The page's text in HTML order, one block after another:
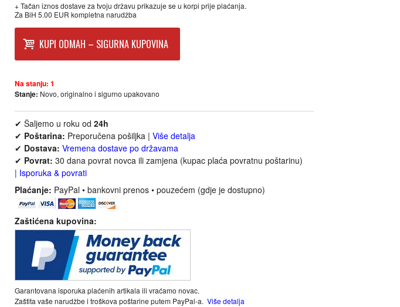
+ Tačan iznos dostave za tvoju državu prikazuje se u korpi prije plaćanja.
Za BiH 5.00 EUR kompletna narudžba
KUPI ODMAH – SIGURNA KUPOVINA
Na stanju: 1
Stanje: Novo, originalno i sigurno upakovano
✔ Šaljemo u roku od 24h
✔ Poštarina: Preporučena pošiljka | Više detalja
✔ Dostava: Vremena dostave po državama
✔ Povrat: 30 dana povrat novca ili zamjena (kupac plaća povratnu poštarinu)
| Isporuka & povrati
Plaćanje: PayPal • bankovni prenos • pouzećem (gdje je dostupno)
Zaštićena kupovina:
Garantovana isporuka plaćenih artikala ili vraćamo novac.
Zaštita vaše narudžbe i troškova poštarine putem PayPal-a. Više detalja